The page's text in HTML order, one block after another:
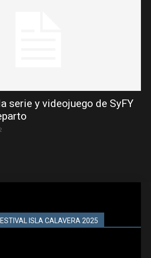
serie y videojuego de SyFY
ISLA CALAVERA 2025